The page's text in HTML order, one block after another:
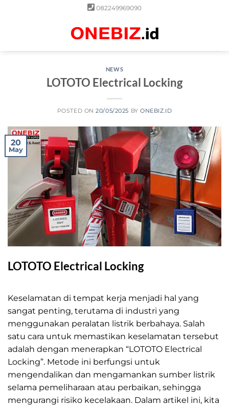
082249969090
NEWS
LOTOTO Electrical Locking
POSTED ON20/05/2025 BYONEBIZ.ID
20
May
LOTOTO Electrical Locking
Keselamatan di tempat kerja menjadi hal yang
sangat penting, terutama di industri yang
menggunakan peralatan listrik berbahaya. Salah
satu cara untuk memastikan keselamatan tersebut
adalah dengan menerapkan “LOTOTO Electrical
Locking”. Metode ini berfungsi untuk
mengendalikan dan mengamankan sumber listrik
selama pemeliharaan atau perbaikan, sehingga
mengurangi risiko kecelakaan. Dalam artikel ini, kita